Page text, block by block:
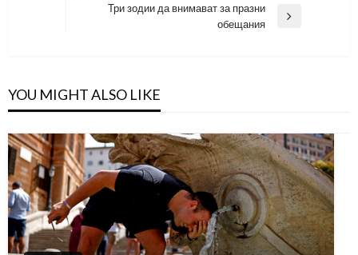
Три зодии да внимават за празни
обещания
YOU MIGHT ALSO LIKE